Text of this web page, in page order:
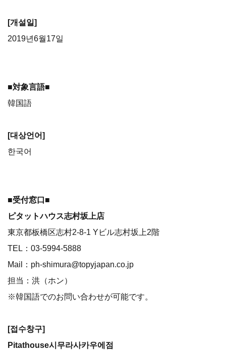
[개설일]
2019년6월17일
■対象言語■
韓国語
[대상언어]
한국어
■受付窓口■
ピタットハウス志村坂上店
東京都板橋区志村2-8-1 Yビル志村坂上2階
TEL：03-5994-5888
Mail：ph-shimura@topyjapan.co.jp
担当：洪（ホン）
※韓国語でのお問い合わせが可能です。
[접수창구]
Pitathouse시무라사카우에점